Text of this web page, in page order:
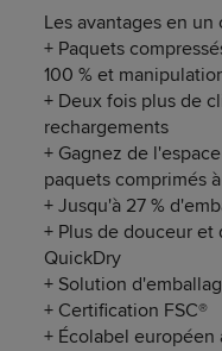
Les avantages en un
+ Paquets
100 % et
+ Deux fois plus de
rechargements
+ Gagnez de
paquets comprimés
+ Jusqu'à 27 %
+ Plus de douceur
QuickDry
+ Solution
+ Certification FSC®
+ Écolabel